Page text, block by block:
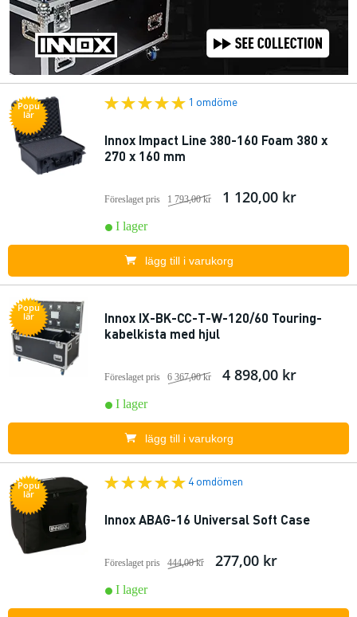
Popu
lär
1 omdöme
Innox Impact Line 380-160 Foam 380 x
270 x 160 mm
Föreslaget pris 1 793,00 kr 1 120,00 kr
I lager
lägg till i varukorg
Popu
lär
Innox IX-BK-CC-T-W-120/60 Touring-
kabelkista med hjul
Föreslaget pris 6 367,00 kr 4 898,00 kr
I lager
lägg till i varukorg
Popu
lär
4 omdömen
Innox ABAG-16 Universal Soft Case
Föreslaget pris 444,00 kr 277,00 kr
I lager